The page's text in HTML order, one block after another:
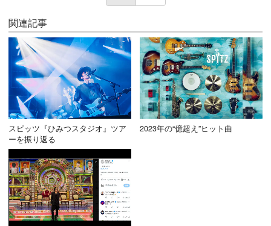
関連記事
スピッツ『ひみつスタジオ』ツア
ーを振り返る
2023年の“億超え”ヒット曲